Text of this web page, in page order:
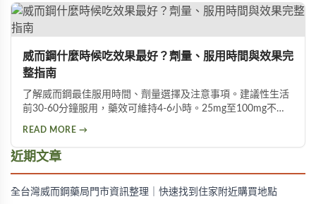
威而鋼什麼時候吃效果最好？劑量、服用時間與效果完
整指南
了解威而鋼最佳服用時間、劑量選擇及注意事項。建議性生活
前30-60分鐘服用，藥效可維持4-6小時。25mg至100mg不同
READ MORE →
近期文章
全台灣威而鋼藥局門市資訊整理｜快速找到住家附近購買地點